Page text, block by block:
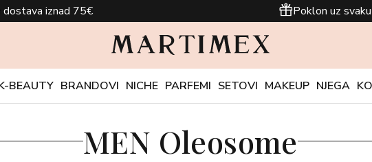
iznad 75€ Poklon uz
BEAUTY BRANDOVI NICHE PARFEMI SETOVI MAKEUP NJEGA
MEN Oleosome